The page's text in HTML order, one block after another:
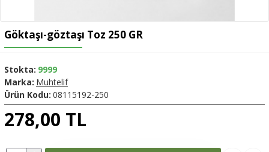
Göktaşı-göztaşı Toz 250 GR
278,00 TL
Stokta: 9999
Marka: Muhtelif
Ürün Kodu: 08115192-250